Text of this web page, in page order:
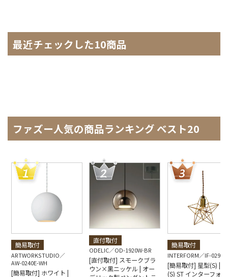
最近チェックした10商品
ファズー人気の商品ランキング ベスト20
簡易取付
ARTWORKSTUDIO
AW-0240E-WH
[簡易取付] ホワイト |
直付取付
ODELIC OD-1920W-BR
[直付取付] スモークブラ
ウン×黒ニッケル | オー
簡易取付
INTERFORM IF-
[簡易取付] 星型(S) |
(S) ST インターフォ